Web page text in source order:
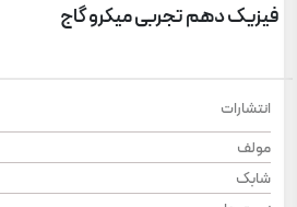
فیزیک دهم تجربی میکرو گاج
انتشارات
مولف
شابک